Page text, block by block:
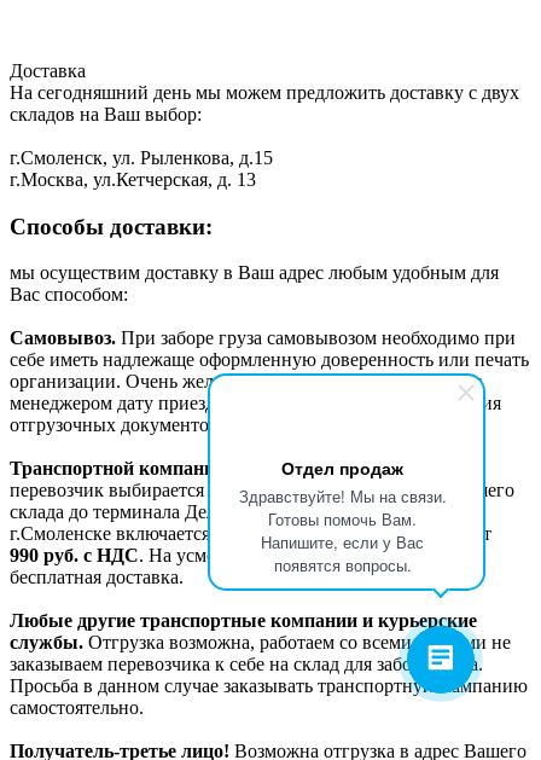
Отдел продаж
Здравствуйте! Мы на связи.
Готовы помочь Вам.
Напишите, если у Вас
появятся вопросы.
Доставка
На сегодняшний день мы можем предложить доставку с двух
складов на Ваш выбор:
г.Смоленск, ул. Рыленкова, д.15
г.Москва, ул.Кетчерская, д. 13
Способы доставки:
мы осуществим доставку в Ваш адрес любым удобным для
Вас способом:
Самовывоз. При заборе груза самовывозом необходимо при
себе иметь надлежаще оформленную доверенность или печать
организации. Очень желательно заранее согласовывать с
менеджером дату приезда для своевременного оформления
отгрузочных документов и подготовки самого груза.
Транспортной компанией Деловые линии.Данный
перевозчик выбирается «по-умолчанию». Доставка с нашего
склада до терминала Деловых линий в г. Москве или
г.Смоленске включается в счет отдельной строкой и стоит
990 руб. с НДС. На усмотрение менеджера возможна
бесплатная доставка.
Любые другие транспортные компании и курьерские
службы. Отгрузка возможна, работаем со всеми, но сами не
заказываем перевозчика к себе на склад для забора груза.
Просьба в данном случае заказывать транспортную кампанию
самостоятельно.
Получатель-третье лицо! Возможна отгрузка в адрес Вашего